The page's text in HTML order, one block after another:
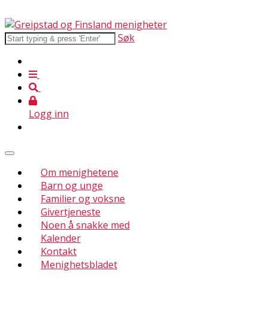
Søk
Logg inn
Om menighetene
Barn og unge
Familier og voksne
Givertjeneste
Noen å snakke med
Kalender
Kontakt
Menighetsbladet